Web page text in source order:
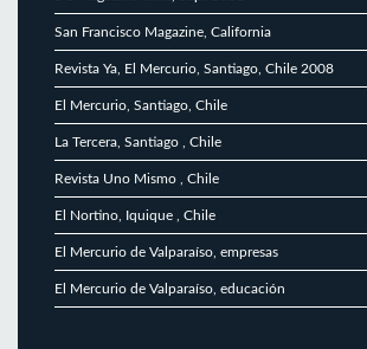
San Francisco Magazine, California
Revista Ya, El Mercurio, Santiago, Chile 2008
El Mercurio, Santiago, Chile
La Tercera, Santiago , Chile
Revista Uno Mismo , Chile
El Nortino, Iquique , Chile
El Mercurio de Valparaíso, empresas
El Mercurio de Valparaíso, educación